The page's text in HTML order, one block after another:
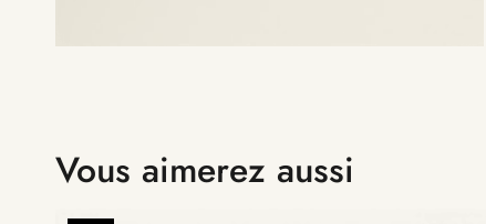
Vous aimerez aussi